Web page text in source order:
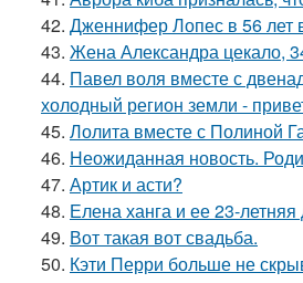
42. Дженнифер Лопес в 56 лет
43. Жена Александра цекало,
44. Павел воля вместе с
холодный регион земли -
45. Лолита вместе с Полиной
46. Неожиданная новость.
47. Артик и асти?
48. Елена ханга и ее 23-
49. Вот такая вот свадьба.
50. Кэти Перри больше не